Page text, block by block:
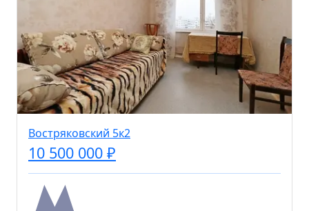
Востряковский 5к2
10 500 000 ₽